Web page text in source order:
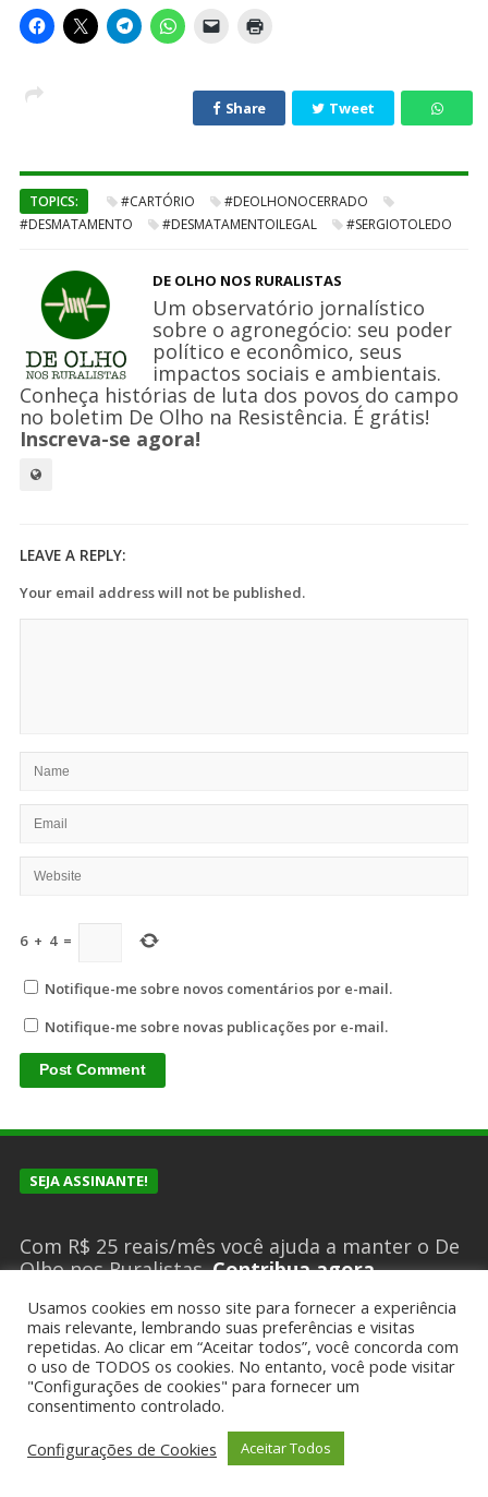
Share Tweet
TOPICS: #CARTÓRIO
#DEOLHONOCERRADO
#DESMATAMENTO
#DESMATAMENTOILEGAL #SERGIOTOLEDO
DE OLHO NOS RURALISTAS
Um observatório jornalístico
sobre o agronegócio: seu poder
político e econômico, seus
impactos sociais e ambientais.
Conheça histórias de luta dos povos do campo
no boletim De Olho na Resistência. É grátis!
Inscreva-se agora!
LEAVE A REPLY:
Your email address will not be published.
6 + 4 =
Notifique-me sobre novos comentários por e-mail.
Notifique-me sobre novas publicações por e-mail.
SEJA ASSINANTE!
Com R$ 25 reais/mês você ajuda a manter o De
Olho nos Ruralistas.Contribua agora
SUGESTÕES DE PAUTA?
Encaminhe um email para
deolhonosruralistas@gmail.com
Usamos cookies em nosso site para fornecer a experiência
mais relevante, lembrando suas preferências e visitas
repetidas. Ao clicar em “Aceitar todos”, você concorda com
o uso de TODOS os cookies. No entanto, você pode visitar
"Configurações de cookies" para fornecer um
consentimento controlado.
Configurações de Cookies
Aceitar Todos